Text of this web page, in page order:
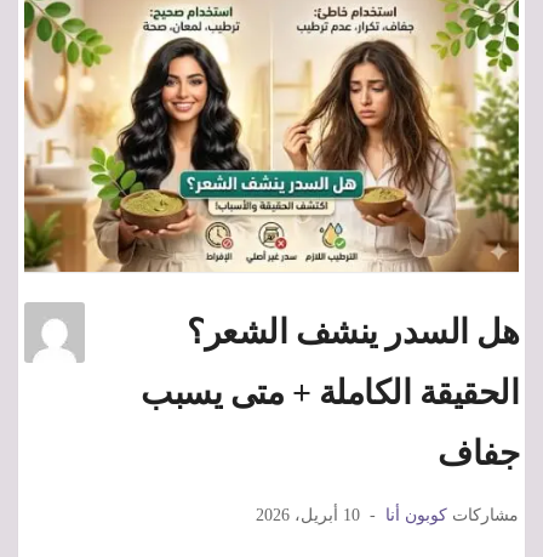
هل السدر ينشف الشعر؟
الحقيقة الكاملة + متى يسبب
جفاف
مشاركات كوبون أنا 10 أبريل، 2026